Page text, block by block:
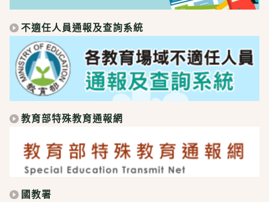
不適任人員通報及查詢系統
教育部特殊教育通報網
國教署